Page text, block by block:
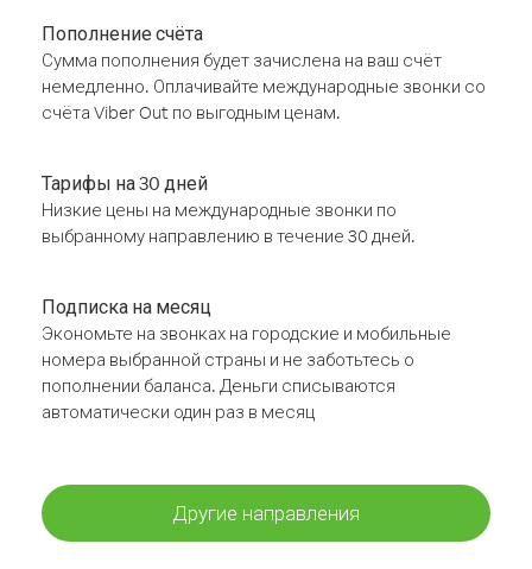
Пополнение счёта
Сумма пополнения будет зачислена на ваш счёт
немедленно. Оплачивайте международные звонки со
счёта Viber Out по выгодным ценам.
Тарифы на 30 дней
Низкие цены на международные звонки по
выбранному направлению в течение 30 дней.
Подписка на месяц
Экономьте на звонках на городские и мобильные
номера выбранной страны и не заботьтесь о
пополнении баланса. Деньги списываются
автоматически один раз в месяц
Другие направления